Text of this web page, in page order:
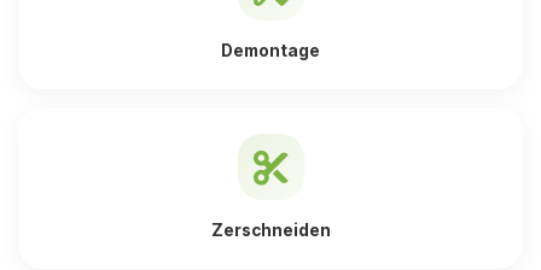
Demontage
Zerschneiden